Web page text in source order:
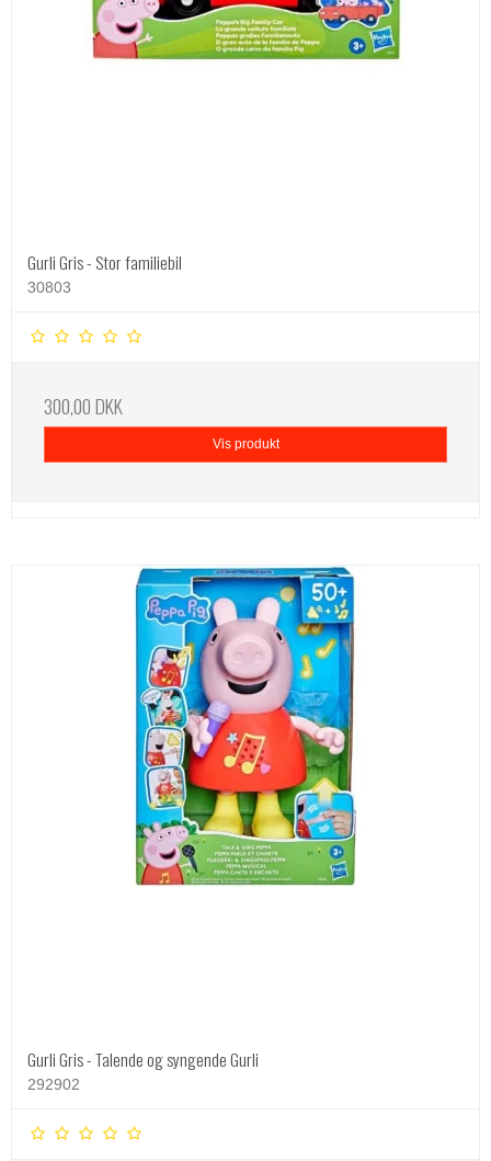
Gurli Gris - Stor familiebil
30803
300,00 DKK
Vis produkt
Gurli Gris - Talende og syngende Gurli
292902